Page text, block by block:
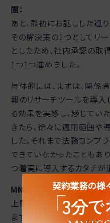
團：
あと、最初にお話しした通
その解決策の1つとしてリ
としたため、社内承認の取
1つ1つ進めました。
具体的には、まずは、関係
報のリサーチツールを導入
る効果を実感し、感じてい
きたら、徐々に適用範囲や
した。それまで法務コンプ
できていなかったこともあ
つ着実に導入するカタチが
MNTSQ 藤井：
上層部および関係部署の
まずくところだなと思いま